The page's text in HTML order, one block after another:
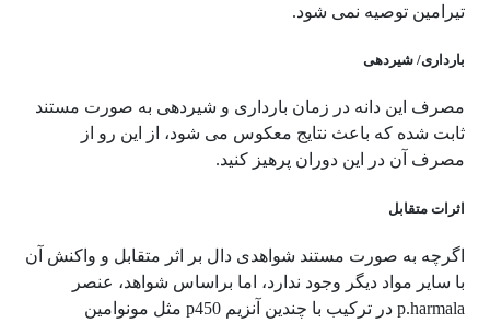
تیرامین توصیه نمی شود.
بارداری/ شیردهی
مصرف این دانه در زمان بارداری و شیردهی به صورت مستند
ثابت شده که باعث نتایج معکوس می شود، از این رو از
مصرف آن در این دوران پرهیز کنید.
اثرات متقابل
اگرچه به صورت مستند شواهدی دال بر اثر متقابل و واکنش آن
با سایر مواد دیگر وجود ندارد، اما براساس شواهد، عنصر
p.harmala در ترکیب با چندین آنزیم p450 مثل مونوامین